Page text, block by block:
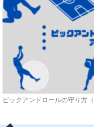
ピックアンドロールの守り方